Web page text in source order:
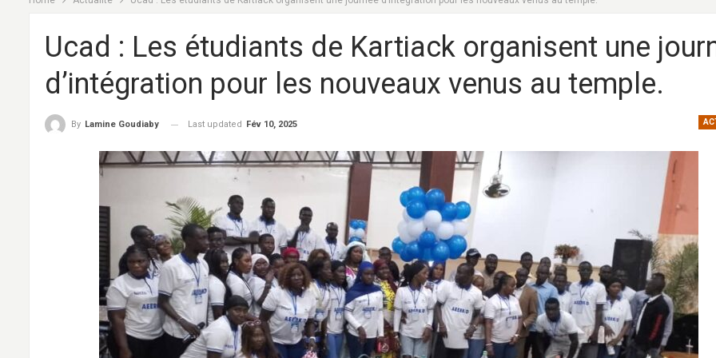
Ucad : Les étudiants de Kartiack organisent une
d’intégration pour les nouveaux venus au temple.
By Lamine Goudiaby Last updated Fév 10, 2025